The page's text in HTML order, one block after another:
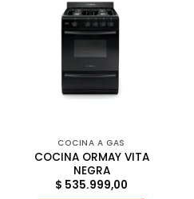
COCINA A GAS
COCINA ORMAY VITA
NEGRA
$ 535.999,00